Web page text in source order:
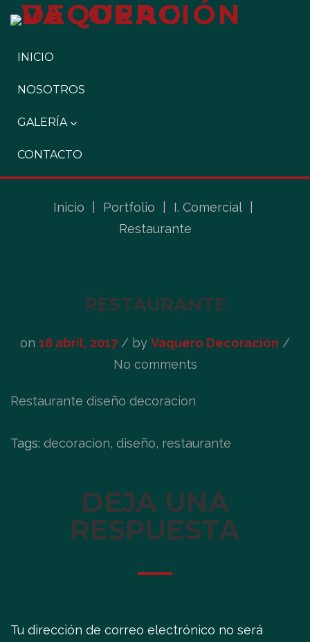
INICIO
NOSOTROS
GALERÍA
CONTACTO
Inicio Portfolio I. Comercial
Restaurante
RESTAURANTE
on 18 abril, 2017/ by Vaquero Decoración /
No comments
Restaurante diseño decoracion
Tags: decoracion, diseño, restaurante
DEJA UNA
RESPUESTA
Tu dirección de correo electrónico no será